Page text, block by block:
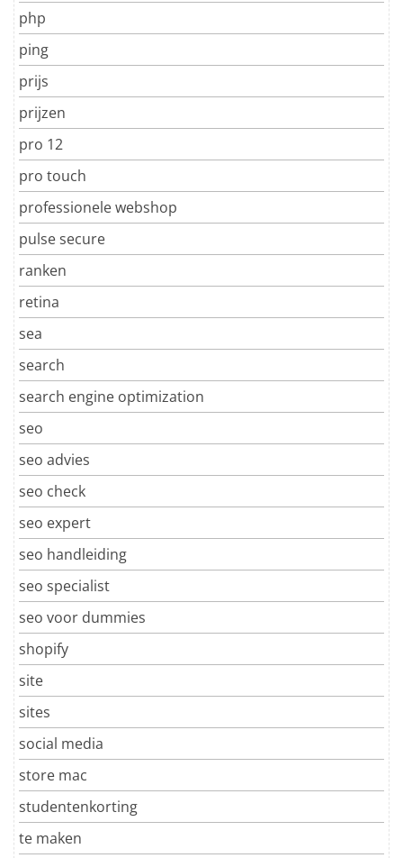
php
ping
prijs
prijzen
pro 12
pro touch
professionele webshop
pulse secure
ranken
retina
sea
search
search engine optimization
seo
seo advies
seo check
seo expert
seo handleiding
seo specialist
seo voor dummies
shopify
site
sites
social media
store mac
studentenkorting
te maken